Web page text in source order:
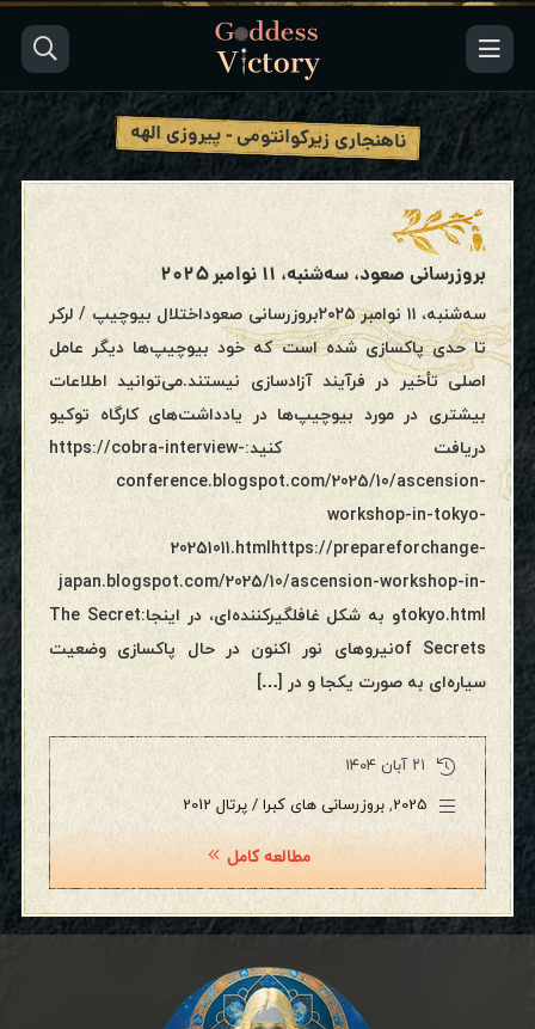
ناهنجاری زیرکوانتومی - پیروزی الهه
بروزرسانی صعود، سه‌شنبه، ۱۱ نوامبر ۲۰۲۵
سه‌شنبه، ۱۱ نوامبر ۲۰۲۵بروزرسانی صعوداختلال بیوچیپ / لرکر
تا حدی پاکسازی شده است که خود بیوچیپ‌ها دیگر عامل
اصلی تأخیر در فرآیند آزادسازی نیستند.می‌توانید اطلاعات
بیشتری در مورد بیوچیپ‌ها در یادداشت‌های کارگاه توکیو
دریافت کنید:https://cobra-interview-
conference.blogspot.com/2025/10/ascension-
workshop-in-tokyo-
20251011.htmlhttps://prepareforchange-
japan.blogspot.com/2025/10/ascension-workshop-in-
tokyo.htmlو به شکل غافلگیرکننده‌ای، در اینجا:The Secret
of Secretsنیروهای نور اکنون در حال پاکسازی وضعیت
سیاره‌ای به صورت یکجا و در […]
۲۱ آبان ۱۴۰۴
2025
, بروزرسانی های کبرا / پرتال 2012
مطالعه کامل